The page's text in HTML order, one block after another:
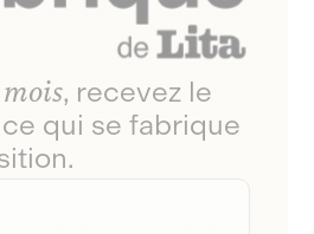
, recevez le
qui se fabrique